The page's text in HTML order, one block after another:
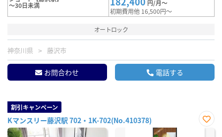
～30日未満
円/月～
初期費用他 16,500円～
オートロック
神奈川県 藤沢市
お問合わせ 電話する
割引キャンペーン
Kマンスリー藤沢駅 702・1K-702(No.410378)
お気